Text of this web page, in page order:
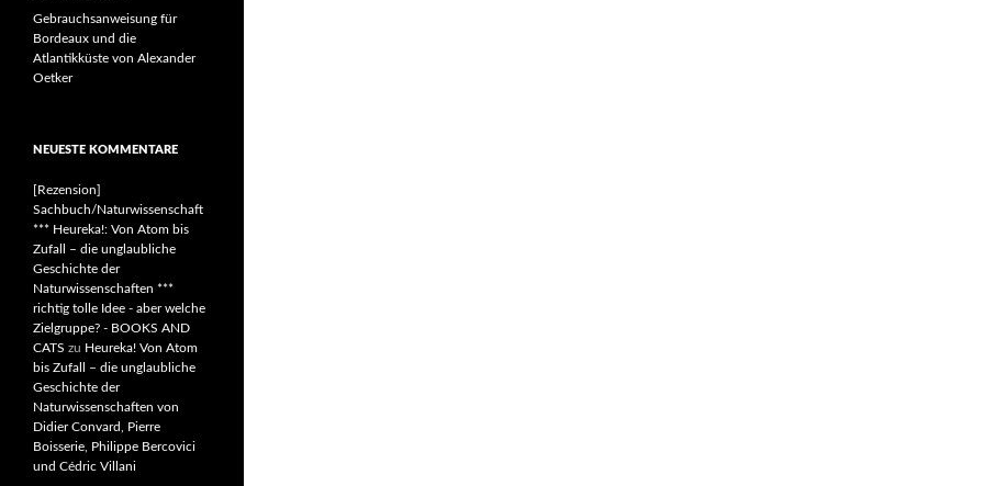
Gebrauchsanweisung für
Bordeaux und die
Atlantikküste von Alexander
Oetker
NEUESTE KOMMENTARE
[Rezension]
Sachbuch/Naturwissenschaft
*** Heureka!: Von Atom bis
Zufall – die unglaubliche
Geschichte der
Naturwissenschaften ***
richtig tolle Idee - aber welche
Zielgruppe? - BOOKS AND
CATS zu Heureka! Von Atom
bis Zufall – die unglaubliche
Geschichte der
Naturwissenschaften von
Didier Convard, Pierre
Boisserie, Philippe Bercovici
und Cédric Villani